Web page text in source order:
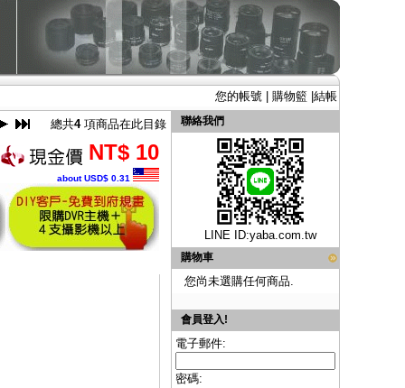
您的帳號 購物籃 結帳
總共4項商品在此目錄
NT$ 10
about USD$ 0.31
聯絡我們
LINE ID:yaba.com.tw
購物車
您尚未選購任何商品.
會員登入!
電子郵件:
密碼: